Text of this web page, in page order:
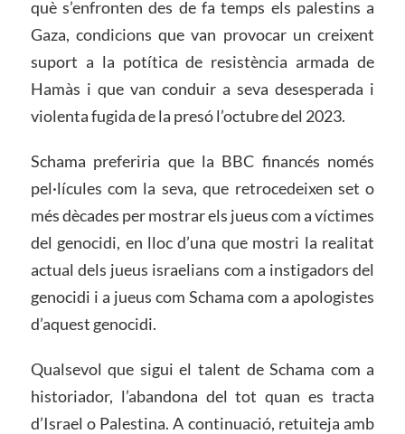
què s’enfronten des de fa temps els palestins a
Gaza, condicions que van provocar un creixent
suport a la potítica de resistència armada de
Hamàs i que van conduir a seva desesperada i
violenta fugida de la presó l’octubre del 2023.
Schama preferiria que la BBC financés només
pel·lícules com la seva, que retrocedeixen set o
més dècades per mostrar els jueus com a víctimes
del genocidi, en lloc d’una que mostri la realitat
actual dels jueus israelians com a instigadors del
genocidi i a jueus com Schama com a apologistes
d’aquest genocidi.
Qualsevol que sigui el talent de Schama com a
historiador, l’abandona del tot quan es tracta
d’Israel o Palestina. A continuació, retuiteja amb